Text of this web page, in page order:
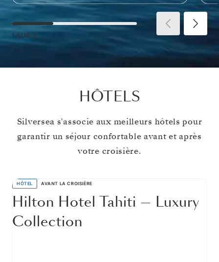
1 SUR 3
HÔTELS
Silversea s'associe aux meilleurs hôtels pour
garantir un séjour confortable avant et après
votre croisière.
HÔTEL AVANT LA CROISIÈRE
Hilton Hotel Tahiti — Luxury
Collection